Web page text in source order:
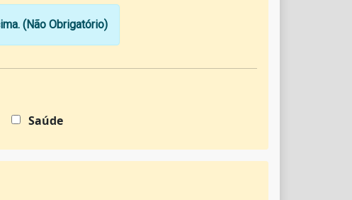
(Não Obrigatório)
Saúde